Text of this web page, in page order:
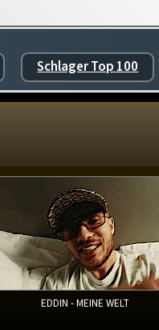
Schlager Top 100
EDDIN - MEINE WELT